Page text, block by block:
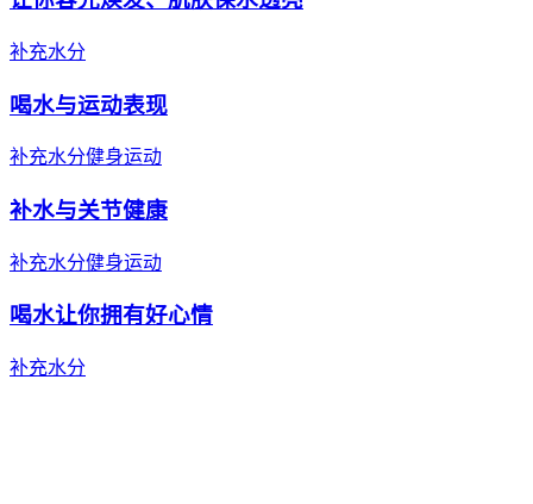
补充水分
喝水与运动表现
补充水分健身运动
补水与关节健康
补充水分健身运动
喝水让你拥有好心情
补充水分